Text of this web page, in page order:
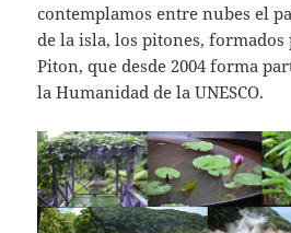
contemplamos entre nubes el
de la isla, los pitones, formados
Piton, que desde 2004 forma
la Humanidad de la UNESCO.